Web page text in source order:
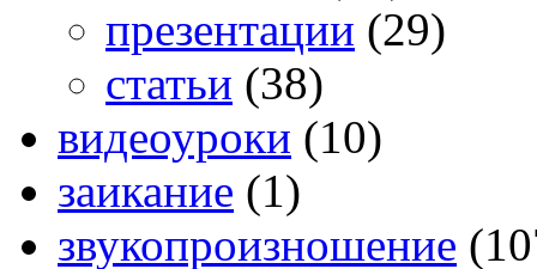
презентации (29)
статьи (38)
видеоуроки (10)
заикание (1)
звукопроизношение